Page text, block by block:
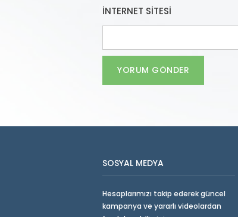
İNTERNET SITESI
SOSYAL MEDYA
Hesaplarımızı takip ederek güncel
kampanya ve yararlı videolardan